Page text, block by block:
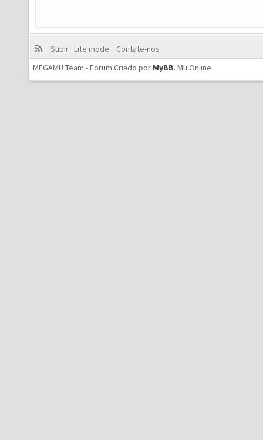
Subir Lite mode
Contate-nos
MEGAMU Team - Forum Criado por MyBB. Mu Online